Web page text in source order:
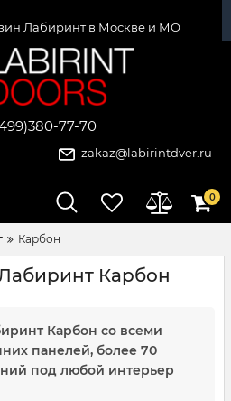
Лабиринт в Москве и МО
77-70
zakaz@labirintdver.ru
0
Карбон
Карбон
Карбон со всеми
панелей, более 70
под любой интерьер